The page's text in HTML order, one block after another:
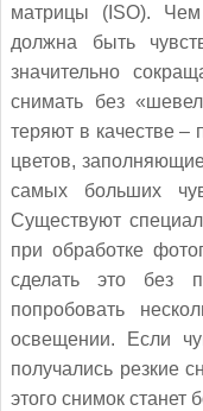
матрицы (ISO).
должна быть
значительно
снимать без
теряют в качестве
цветов,
самых больших
Существуют
при обработке
сделать это без
попробовать
освещении. Если
получались резкие
этого снимок